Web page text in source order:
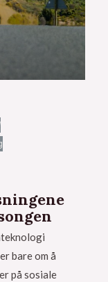
bare om å
på sosiale